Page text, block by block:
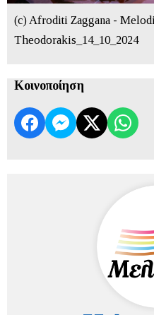
(c) Afroditi Zaggana -
Theodorakis_14_10_2024
Κοινοποίηση